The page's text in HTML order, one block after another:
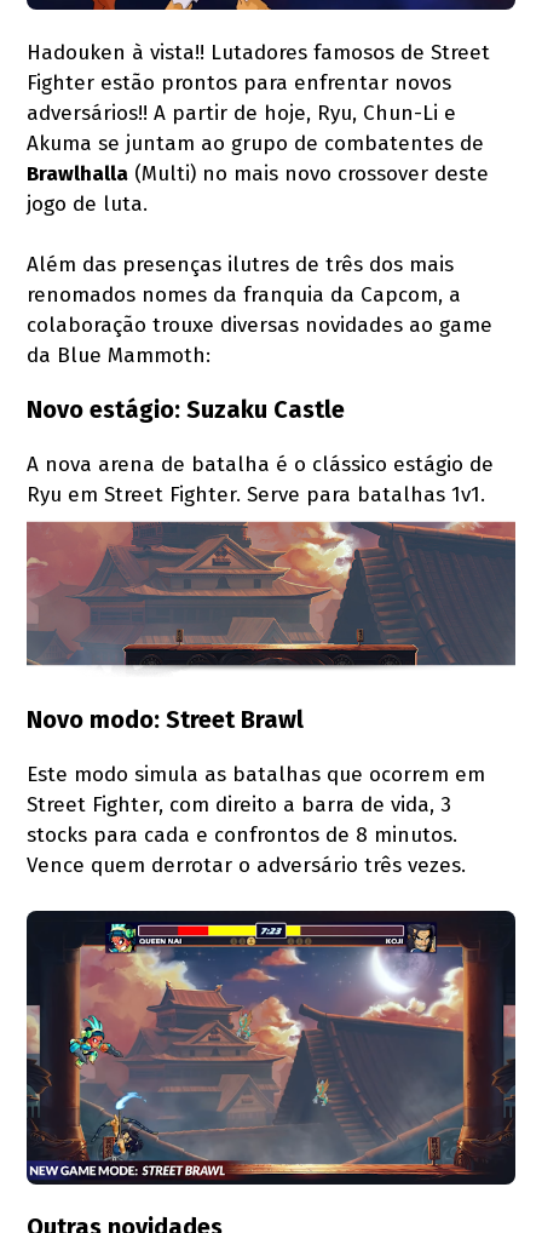
Hadouken à vista!! Lutadores famosos de Street
Fighter estão prontos para enfrentar novos
adversários!! A partir de hoje, Ryu, Chun-Li e
Akuma se juntam ao grupo de combatentes de
Brawlhalla (Multi) no mais novo crossover deste
jogo de luta.
Além das presenças ilutres de três dos mais
renomados nomes da franquia da Capcom, a
colaboração trouxe diversas novidades ao game
da Blue Mammoth:
Novo estágio: Suzaku Castle
A nova arena de batalha é o clássico estágio de
Ryu em Street Fighter. Serve para batalhas 1v1.
Novo modo: Street Brawl
Este modo simula as batalhas que ocorrem em
Street Fighter, com direito a barra de vida, 3
stocks para cada e confrontos de 8 minutos.
Vence quem derrotar o adversário três vezes.